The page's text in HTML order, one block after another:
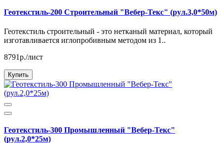
Геотекстиль-200 Строительный "Вебер-Текс" (рул.3,0*50м)
Геотекстиль строительный - это нетканый материал, который
изготавливается иглопробивным методом из 1..
8791р./лист
Купить
Геотекстиль-300 Промышленный "Вебер-Текс"
(рул.2,0*25м)